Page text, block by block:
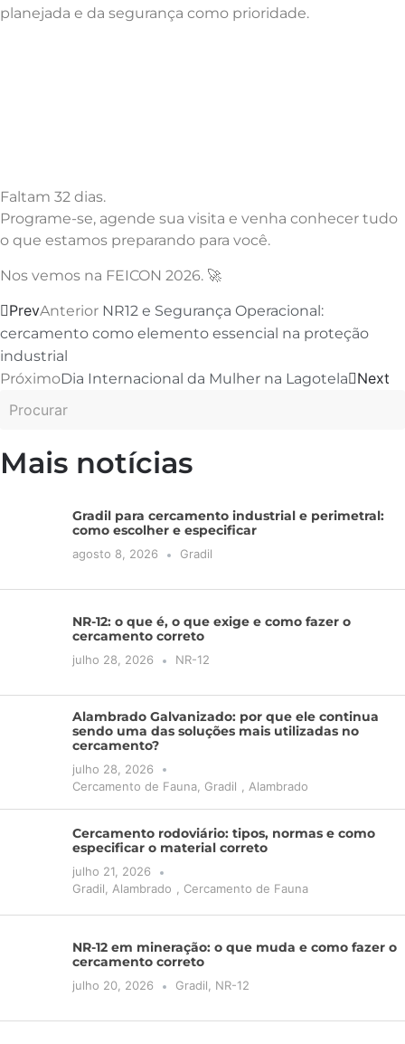
planejada e da segurança como prioridade.
Faltam 32 dias.
Programe-se, agende sua visita e venha conhecer tudo
o que estamos preparando para você.
Nos vemos na FEICON 2026. 🚀
PrevAnterior NR12 e Segurança Operacional:
cercamento como elemento essencial na proteção
industrial
PróximoDia Internacional da Mulher na Lagotela Next
Mais notícias
Gradil para cercamento industrial e perimetral:
como escolher e especificar
agosto 8, 2026 Gradil
NR-12: o que é, o que exige e como fazer o
cercamento correto
julho 28, 2026 NR-12
Alambrado Galvanizado: por que ele continua
sendo uma das soluções mais utilizadas no
cercamento?
julho 28, 2026
Cercamento de Fauna Gradil Alambrado
Cercamento rodoviário: tipos, normas e como
especificar o material correto
julho 21, 2026
Gradil, Alambrado , Cercamento de Fauna
NR-12 em mineração: o que muda e como fazer o
cercamento correto
julho 20, 2026 Gradil, NR-12